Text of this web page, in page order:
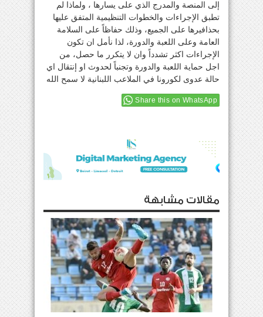
إلى المنصة والمدرج الذي على يسارها ، ولماذا لم
تطبق الإجراءات والخطوات التنظيمية المتفق عليها
بحذافيرها على الجميع، وذلك حفاظاً على السلامة
العامة وعلى اللعبة والدورة، لذا نأمل ان تكون
الإجراءات اكثر تشدداً وان لا يتكرر ما حصل، من
اجل حماية اللعبة والدورة وتجنباً لحدوث او إنتقال اي
حالة عدوى لكورونا في الملاعب اللبنانية لا سمح الله
Share this on WhatsApp
مقالات مشابهة